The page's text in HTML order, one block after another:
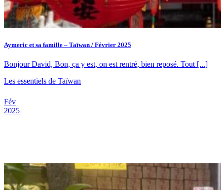
Aymeric et sa famille – Taïwan / Février 2025
Bonjour David, Bon, ça y est, on est rentré, bien reposé. Tout [...]
Les essentiels de Taïwan
Fév
2025